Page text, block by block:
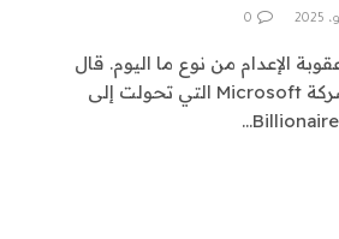
0
الإعدام من نوع ما اليوم. قال
المؤسس المشارك لشركة Microsoft التي تحولت إلى